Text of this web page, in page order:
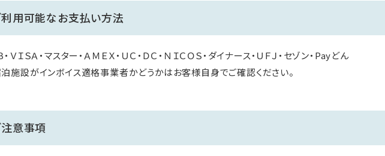
利用可能なお支払い方法
・ＶＩＳＡ・マスター・ＡＭＥＸ・ＵＣ・ＤＣ・ＮＩＣＯＳ・ダイナース・ＵＦＪ・セゾン・Payどん
施設がインボイス適格事業者かどうかはお客様自身でご確認ください。
注意事項